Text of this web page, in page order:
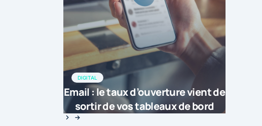
DIGITAL
Email : le taux d’ouverture vient de
sortir de vos tableaux de bord